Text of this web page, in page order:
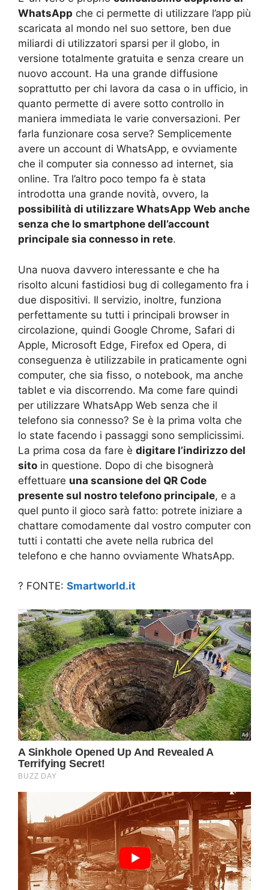
WhatsApp che ci permette di utilizzare l’app più
scaricata al mondo nel suo settore, ben due
miliardi di utilizzatori sparsi per il globo, in
versione totalmente gratuita e senza creare un
nuovo account. Ha una grande diffusione
soprattutto per chi lavora da casa o in ufficio, in
quanto permette di avere sotto controllo in
maniera immediata le varie conversazioni. Per
farla funzionare cosa serve? Semplicemente
avere un account di WhatsApp, e ovviamente
che il computer sia connesso ad internet, sia
online. Tra l’altro poco tempo fa è stata
introdotta una grande novità, ovvero, la
possibilità di utilizzare WhatsApp Web anche
senza che lo smartphone dell’account
principale sia connesso in rete.
Una nuova davvero interessante e che ha
risolto alcuni fastidiosi bug di collegamento fra i
due dispositivi. Il servizio, inoltre, funziona
perfettamente su tutti i principali browser in
circolazione, quindi Google Chrome, Safari di
Apple, Microsoft Edge, Firefox ed Opera, di
conseguenza è utilizzabile in praticamente ogni
computer, che sia fisso, o notebook, ma anche
tablet e via discorrendo. Ma come fare quindi
per utilizzare WhatsApp Web senza che il
telefono sia connesso? Se è la prima volta che
lo state facendo i passaggi sono semplicissimi.
La prima cosa da fare è digitare l’indirizzo del
sito in questione. Dopo di che bisognerà
effettuare una scansione del QR Code
presente sul nostro telefono principale, e a
quel punto il gioco sarà fatto: potrete iniziare a
chattare comodamente dal vostro computer con
tutti i contatti che avete nella rubrica del
telefono e che hanno ovviamente WhatsApp.
? FONTE: Smartworld.it